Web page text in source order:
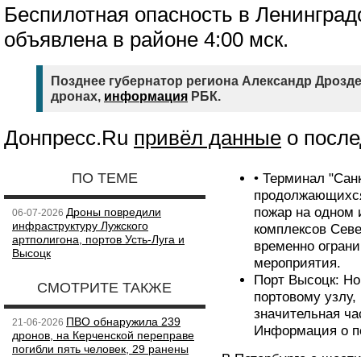
Беспилотная опасность в
объявлена в районе 4:00 мск.
Позднее губернатор региона Александр
дронах, информация РБК.
Донпресс.Ru привёл данные о
ПО ТЕМЕ
06-07-2026 Дроны повредили
инфраструктуру Лужского
артполигона, портов Усть-Луга и
Высоцк
СМОТРИТЕ ТАКЖЕ
21-06-2026 ПВО обнаружила 239
дронов, на Керченской переправе
погибли пять человек, 29 ранены
• Терминал
пожар на одном
комплексов
временно
мероприятия.
Порт Высоцк:
портовому
значительная
Информация о